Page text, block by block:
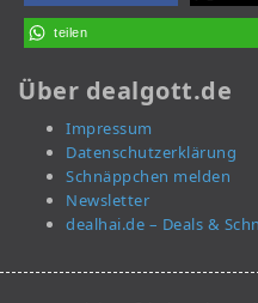
teilen
Über dealgott.de
Impressum
Datenschutzerklärung
Schnäppchen melden
Newsletter
dealhai.de – Deals &